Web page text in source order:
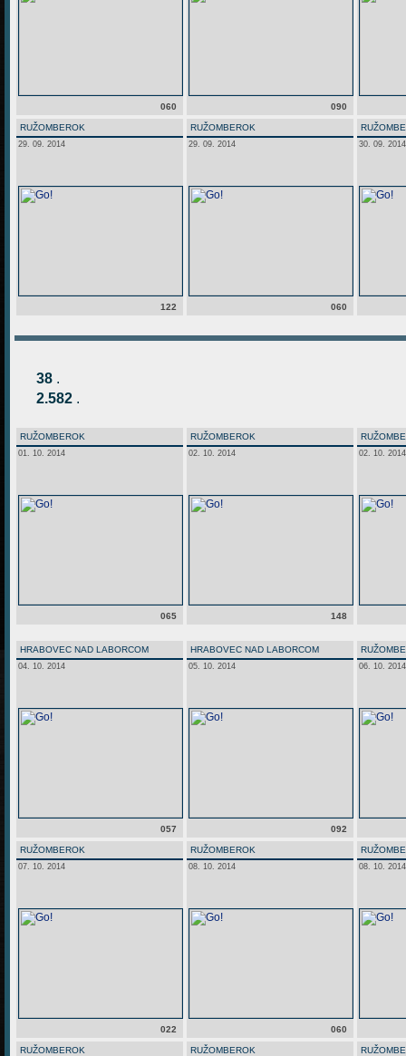
060 090
RUŽOMBEROK
29. 09. 2014
122
RUŽOMBEROK
29. 09. 2014
060
30. 09. 2014
38 .
2.582 .
RUŽOMBEROK
01. 10. 2014
065
RUŽOMBEROK
02. 10. 2014
148
02. 10. 2014
HRABOVEC NAD LABORCOM
04. 10. 2014
057
HRABOVEC NAD LABORCOM
05. 10. 2014
092
06. 10. 2014
RUŽOMBEROK
07. 10. 2014
022
RUŽOMBEROK
08. 10. 2014
060
08. 10. 2014
RUŽOMBEROK RUŽOMBEROK